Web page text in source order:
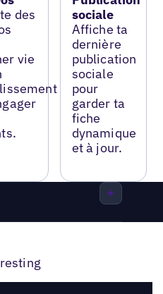
des
vie
sociale
Affiche ta
dernière
publication
sociale
pour
garder ta
fiche
dynamique
et à jour.